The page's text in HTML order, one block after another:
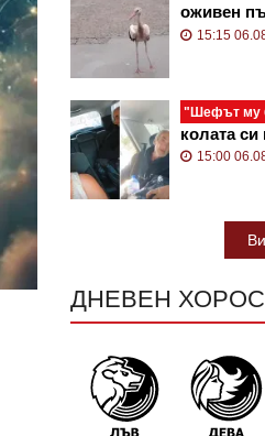
оживен
15:15
"Шефът му
колата
ходи
15:00
ДНЕВЕН